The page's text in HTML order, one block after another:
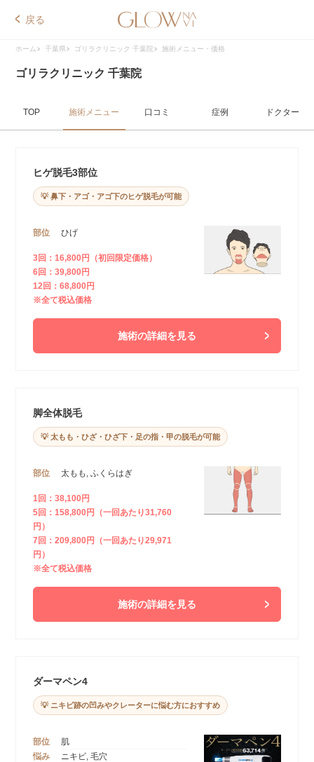
戻る
ホーム 千葉県 ゴリラクリニック 千葉院 施術メニュー・価格
ゴリラクリニック 千葉院
TOP 施術メニュー 口コミ 症例 ドクター
ヒゲ脱毛3部位
💡 鼻下・アゴ・アゴ下のヒゲ脱毛が可能
部位 ひげ
3回：16,800円（初回限定価格）
6回：39,800円
12回：68,800円
※全て税込価格
施術の詳細を見る
脚全体脱毛
💡 太もも・ひざ・ひざ下・足の指・甲の脱毛が可能
部位 太もも, ふくらはぎ
1回：38,100円
5回：158,800円（一回あたり31,760
円）
7回：209,800円（一回あたり29,971
円）
※全て税込価格
施術の詳細を見る
ダーマペン4
💡 ニキビ跡の凹みやクレーターに悩む方におすすめ
部位
肌
悩み
ニキビ, 毛穴